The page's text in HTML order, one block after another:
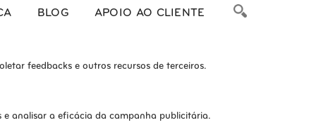
as métricas do número de visitantes, taxa de rejeição, origem do
feedbacks e outros recursos de terceiros.
e analisar a eficácia da campanha publicitária.
BLOG APOIO AO CLIENTE